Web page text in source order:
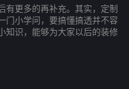
更多的再补充。其实，定制
门小学问，要搞懂搞透并不容
知识，能够为大家以后的装修